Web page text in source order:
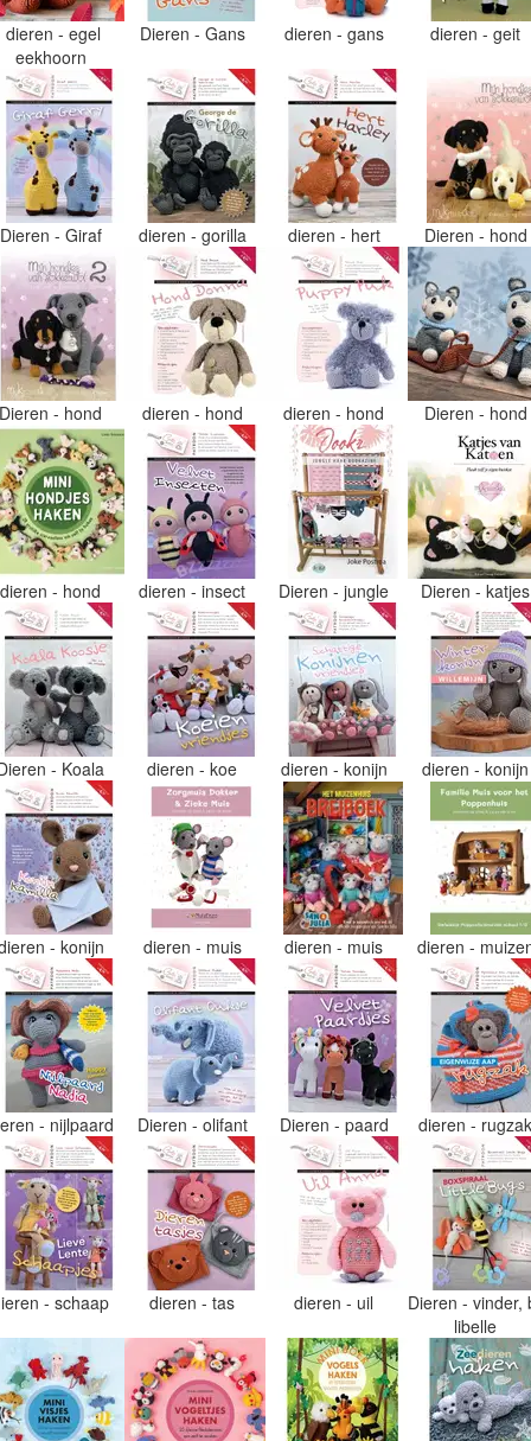
dieren - egel
eekhoorn
Dieren - Gans dieren - gans dieren - geit
Dieren - Giraf dieren - gorilla dieren - hert Dieren - hond
Dieren - hond dieren - hond dieren - hond Dieren - hond
dieren - hond dieren - insect Dieren - jungle Dieren -
- Koala dieren - koe dieren - konijn dieren -
- konijn dieren - muis dieren - muis dieren -
- nijlpaard Dieren - olifant Dieren - paard dieren -
- schaap dieren - tas dieren - uil
Dieren - vinder,
libelle